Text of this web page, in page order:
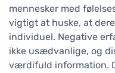
mennesker med
vigtigt at huske, at
individuel. Negative
ikke usædvanlige, og
værdifuld information.